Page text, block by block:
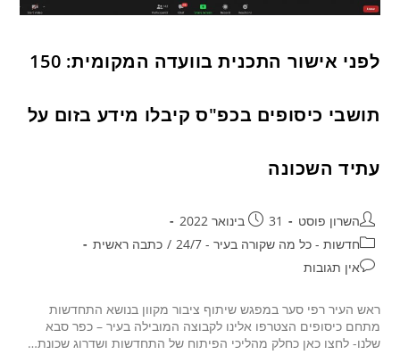
לפני אישור התכנית בוועדה המקומית: 150
תושבי כיסופים בכפ"ס קיבלו מידע בזום על
עתיד השכונה
השרון פוסט
31 בינואר 2022
חדשות - כל מה שקורה בעיר - 24/7
/ כתבה ראשית
אין תגובות
ראש העיר רפי סער במפגש שיתוף ציבור מקוון בנושא התחדשות
מתחם כיסופים הצטרפו אלינו לקבוצה המובילה בעיר – כפר סבא
שלנו- לחצו כאן כחלק מהליכי הפיתוח של התחדשות ושדרוג שכונת…